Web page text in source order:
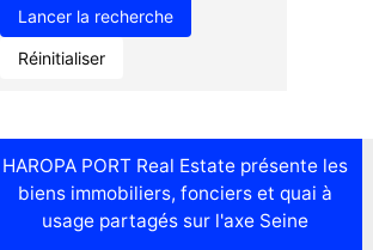
Réinitialiser
HAROPA PORT Real Estate présente les
biens immobiliers, fonciers et quai à
usage partagés sur l'axe Seine